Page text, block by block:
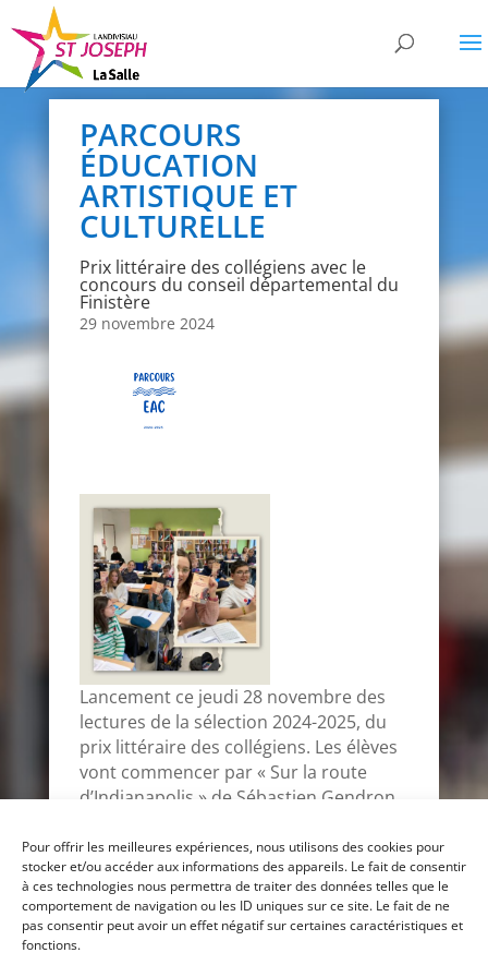
Pour offrir les meilleures expériences, nous utilisons des cookies pour
stocker et/ou accéder aux informations des appareils. Le fait de consentir
à ces technologies nous permettra de traiter des données telles que le
comportement de navigation ou les ID uniques sur ce site. Le fait de ne
pas consentir peut avoir un effet négatif sur certaines caractéristiques et
fonctions.
PARCOURS
ÉDUCATION
ARTISTIQUE ET
CULTURELLE
Prix littéraire des collégiens avec le
concours du conseil départemental du
Finistère
29 novembre 2024
Lancement ce jeudi 28 novembre des
lectures de la sélection 2024-2025, du
prix littéraire des collégiens. Les élèves
vont commencer par « Sur la route
d’Indianapolis » de Sébastien Gendron,
haleine de bout en bout !
« Entrées précédentes Entrées suivantes »